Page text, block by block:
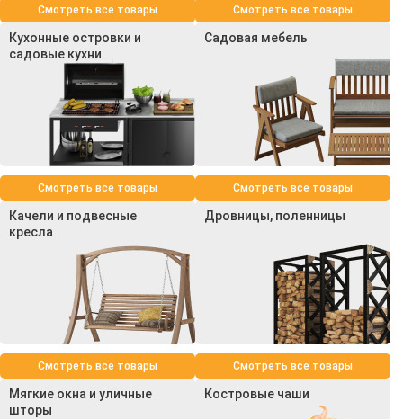
Смотреть все товары Смотреть все товары
Кухонные островки и
садовые кухни
Смотреть все товары
Садовая мебель
Смотреть все товары
Качели и подвесные
кресла
Смотреть все товары
Дровницы, поленницы
Смотреть все товары
Мягкие окна и уличные
шторы
Костровые чаши